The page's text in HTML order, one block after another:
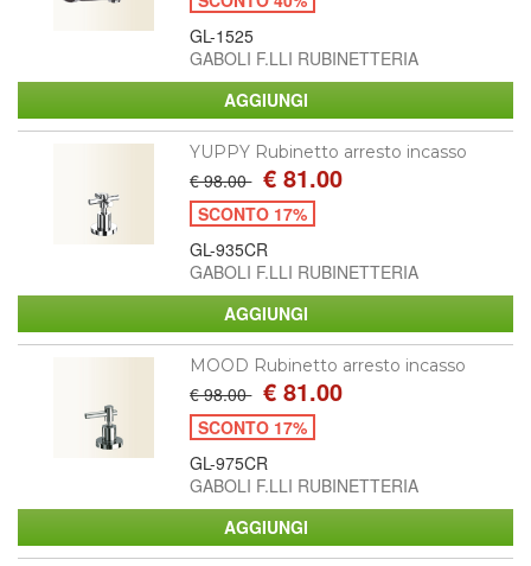
GL-1525
GABOLI F.LLI RUBINETTERIA
YUPPY Rubinetto arresto incasso
€ 98.00 € 81.00
SCONTO 17%
GL-935CR
GABOLI F.LLI RUBINETTERIA
MOOD Rubinetto arresto incasso
€ 98.00 € 81.00
SCONTO 17%
GL-975CR
GABOLI F.LLI RUBINETTERIA